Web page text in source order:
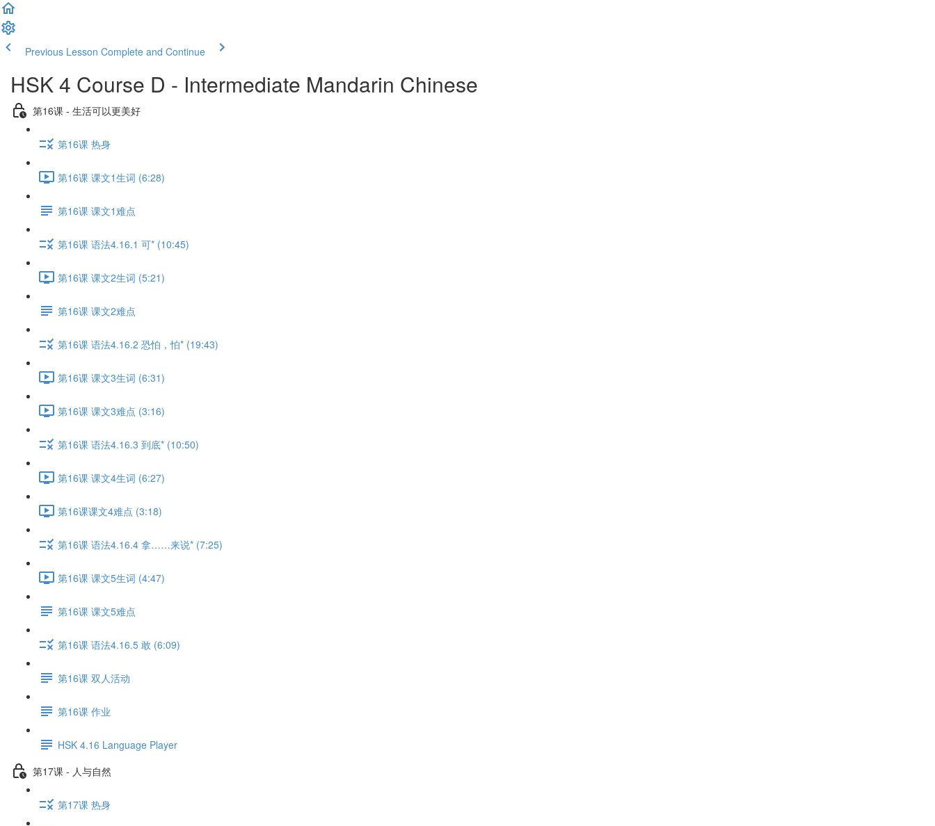
Previous Lesson Complete and Continue
HSK 4 Course D - Intermediate Mandarin Chinese
第16课 - 生活可以更美好
第16课 热身
第16课 课文1生词 (6:28)
第16课 课文1难点
第16课 语法4.16.1 可* (10:45)
第16课 课文2生词 (5:21)
第16课 课文2难点
第16课 语法4.16.2 恐怕，怕* (19:43)
第16课 课文3生词 (6:31)
第16课 课文3难点 (3:16)
第16课 语法4.16.3 到底* (10:50)
第16课 课文4生词 (6:27)
第16课课文4难点 (3:18)
第16课 语法4.16.4 拿……来说* (7:25)
第16课 课文5生词 (4:47)
第16课 课文5难点
第16课 语法4.16.5 敢 (6:09)
第16课 双人活动
第16课 作业
HSK 4.16 Language Player
第17课 - 人与自然
第17课 热身